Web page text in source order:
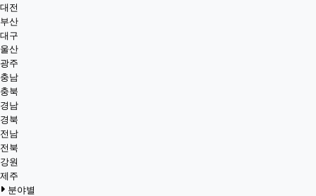
대전
부산
대구
울산
광주
충남
충북
경남
경북
전남
전북
강원
제주
분야별